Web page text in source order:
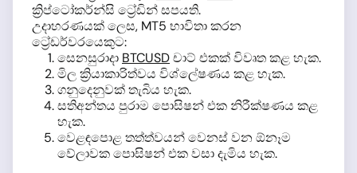
ක්‍රිප්ටෝකර්න්සි ට්‍රේඩින් සපයති.
උදාහරණයක් ලෙස, MT5 භාවිතා කරන
ට්‍රේඩර්වරයෙකුට:
සෙනසුරාදා BTCUSDචාට් එකක් විවෘත කළ හැක.
මිල ක්‍රියාකාරිත්වය විශ්ලේෂණය කළ හැක.
ගනුදෙනුවක් තැබිය හැක.
සතිඅන්තය පුරාම පොසිෂන් එක නිරීක්ෂණය කළ
හැක.
වෙළඳපොළ තත්ත්වයන් වෙනස් වන ඕනෑම
වේලාවක පොසිෂන් එක වසා දැමිය හැක.